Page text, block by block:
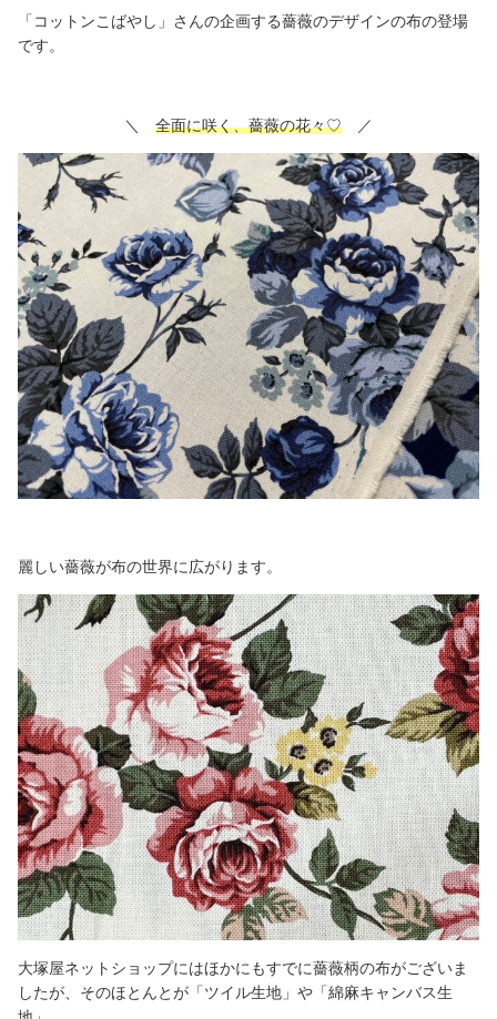
「コットンこばやし」さんの企画する薔薇のデザインの布の登場
です。
＼ 全面に咲く、薔薇の花々♡ ／
麗しい薔薇が布の世界に広がります。
大塚屋ネットショップにはほかにもすでに薔薇柄の布がございま
したが、そのほとんとが「ツイル生地」や「綿麻キャンバス生